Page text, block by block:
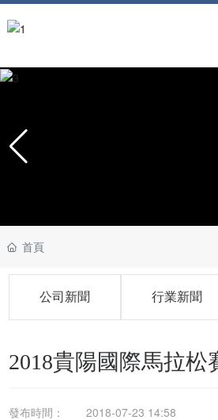
首頁
公司新聞 行業新聞
2018貴陽國際馬拉松
發布時間： 2018-07-23 14:58